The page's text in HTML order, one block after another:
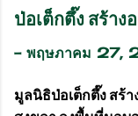
ป่อเต็กตึ๊ง สร้าง
- พฤษภาคม 27,
มูลนิธิป่อเต็กตึ๊ง สร้